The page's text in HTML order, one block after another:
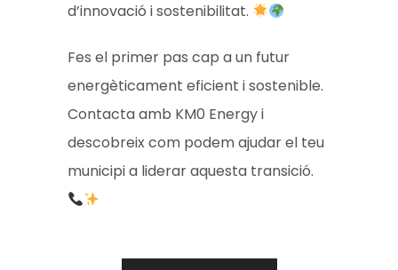
d’innovació i sostenibilitat.
Fes el primer pas cap a un futur
energèticament eficient i sostenible.
Contacta amb KM0 Energy i
descobreix com podem ajudar el teu
municipi a liderar aquesta transició.